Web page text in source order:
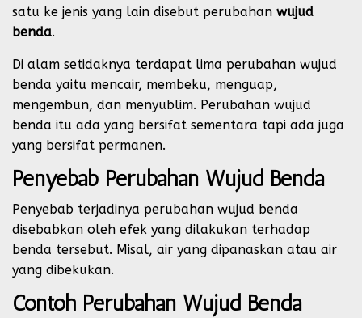
satu ke jenis yang lain disebut perubahan wujud
benda.
Di alam setidaknya terdapat lima perubahan wujud
benda yaitu mencair, membeku, menguap,
mengembun, dan menyublim. Perubahan wujud
benda itu ada yang bersifat sementara tapi ada juga
yang bersifat permanen.
Penyebab Perubahan Wujud Benda
Penyebab terjadinya perubahan wujud benda
disebabkan oleh efek yang dilakukan terhadap
benda tersebut. Misal, air yang dipanaskan atau air
yang dibekukan.
Contoh Perubahan Wujud Benda